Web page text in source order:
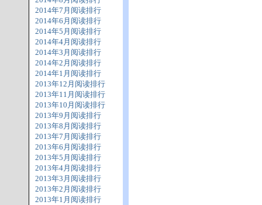
2014年7月阅读排行
2014年6月阅读排行
2014年5月阅读排行
2014年4月阅读排行
2014年3月阅读排行
2014年2月阅读排行
2014年1月阅读排行
2013年12月阅读排行
2013年11月阅读排行
2013年10月阅读排行
2013年9月阅读排行
2013年8月阅读排行
2013年7月阅读排行
2013年6月阅读排行
2013年5月阅读排行
2013年4月阅读排行
2013年3月阅读排行
2013年2月阅读排行
2013年1月阅读排行